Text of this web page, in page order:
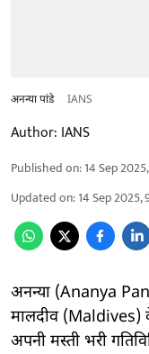
अनन्या पांडे IANS
Author: IANS
Published on:14 Sep
Updated on:14 Sep 2025,
अनन्या (Ananya
मालदीव (Maldives)
अपनी मस्ती भरी